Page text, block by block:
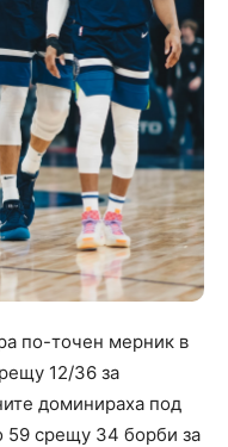
по-точен мерник в
12/36 за
доминираха под
59 срещу 34 борби за